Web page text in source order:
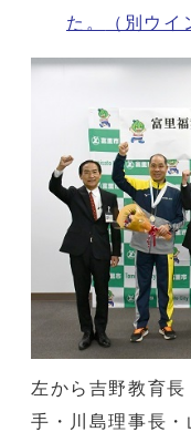
た。
（別ウイ
左から吉野教育
手・川島理事長